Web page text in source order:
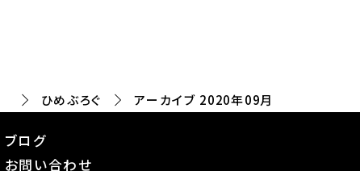
ひめぶろぐ アーカイブ 2020年09月
ブログ
お問い合わせ